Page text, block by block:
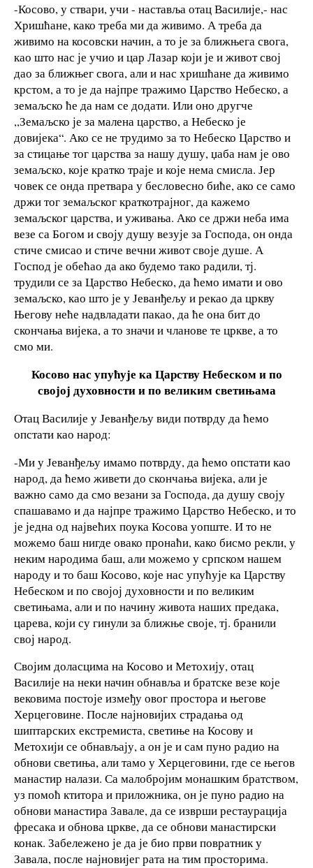
-Косово, у ствари, учи - наставља отац Василије,- нас
Хришћане, како треба ми да живимо. А треба да
живимо на косовски начин, а то је за ближњега свога,
као што нас је учио и цар Лазар који је и живот свој
дао за ближњег свога, али и нас хришћане да живимо
крстом, а то је да најпре тражимо Царство Небеско, а
земаљско ће да нам се додати. Или оно другче
,,Земаљско је за малена царство, а Небеско је
довијека“. Ако се не трудимо за то Небеско Царство и
за стицање тог царства за нашу душу, џаба нам је ово
земаљско, које кратко траје и које нема смисла. Јер
човек се онда претвара у бесловесно биће, ако се само
држи тог земаљског краткотрајног, да кажемо
земаљског царства, и уживања. Ако се држи неба има
везе са Богом и своју душу везује за Господа, он онда
стиче смисао и стиче вечни живот своје душе. А
Господ је обећао да ако будемо тако радили, тј.
трудили се за Царство Небеско, да ћемо имати и ово
земаљско, као што је у Јеванђељу и рекао да цркву
Његову неће надвладати пакао, да ће она бит до
скончања вијека, а то значи и чланове те цркве, а то
смо ми.
Косово нас упућује ка Царству Небеском и по
својој духовности и по великим светињама
Отац Василије у Јеванђељу види потврду да ћемо
опстати као народ:
-Ми у Јеванђељу имамо потврду, да ћемо опстати као
народ, да ћемо живети до скончања вијека, али је
важно само да смо везани за Господа, да душу своју
спашавамо и да најпре тражимо Царство Небеско, и то
је једна од највећих поука Косова уопште. И то не
можемо баш нигде овако пронаћи, како бисмо рекли, у
неким народима баш, али можемо у српском нашем
народу и то баш Косово, које нас упућује ка Царству
Небеском и по својој духовности и по великим
светињама, али и по начину живота наших предака,
царева, који су гинули за ближње своје, тј. бранили
свој народ.
Својим доласцима на Косово и Метохију, отац
Василије на неки начин обнавља и братске везе које
вековима постоје између овог простора и његове
Херцеговине. После најновијих страдања од
шиптарских екстремиста, светиње на Косову и
Метохији се обнављају, а он је и сам пуно радио на
обнови светиња, али тамо у Херцеговини, где се његов
манастир налази. Са малобројим монашким братством,
уз помоћ ктитора и приложника, он је пуно радио на
обнови манастира Завале, да се изврши рестаурација
фресака и обнова цркве, да се обнови манастирски
конак. Забележено је да је био први повратник у
Завала, после најновијег рата на тим просторима.